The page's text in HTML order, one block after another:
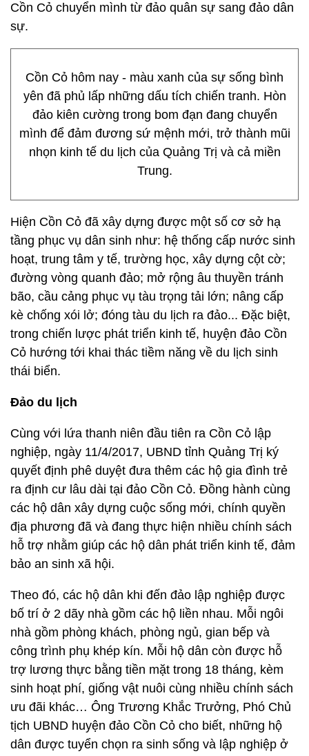
Cồn Cỏ chuyển mình từ đảo quân sự sang đảo dân
sự.
Cồn Cỏ hôm nay - màu xanh của sự sống bình
yên đã phủ lấp những dấu tích chiến tranh. Hòn
đảo kiên cường trong bom đạn đang chuyển
mình để đảm đương sứ mệnh mới, trở thành mũi
nhọn kinh tế du lịch của Quảng Trị và cả miền
Trung.
Hiện Cồn Cỏ đã xây dựng được một số cơ sở hạ
tầng phục vụ dân sinh như: hệ thống cấp nước sinh
hoạt, trung tâm y tế, trường học, xây dựng cột cờ;
đường vòng quanh đảo; mở rộng âu thuyền tránh
bão, cầu cảng phục vụ tàu trọng tải lớn; nâng cấp
kè chống xói lở; đóng tàu du lịch ra đảo... Đặc biệt,
trong chiến lược phát triển kinh tế, huyện đảo Cồn
Cỏ hướng tới khai thác tiềm năng về du lịch sinh
thái biển.
Đảo du lịch
Cùng với lứa thanh niên đầu tiên ra Cồn Cỏ lập
nghiệp, ngày 11/4/2017, UBND tỉnh Quảng Trị ký
quyết định phê duyệt đưa thêm các hộ gia đình trẻ
ra định cư lâu dài tại đảo Cồn Cỏ. Đồng hành cùng
các hộ dân xây dựng cuộc sống mới, chính quyền
địa phương đã và đang thực hiện nhiều chính sách
hỗ trợ nhằm giúp các hộ dân phát triển kinh tế, đảm
bảo an sinh xã hội.
Theo đó, các hộ dân khi đến đảo lập nghiệp được
bố trí ở 2 dãy nhà gồm các hộ liền nhau. Mỗi ngôi
nhà gồm phòng khách, phòng ngủ, gian bếp và
công trình phụ khép kín. Mỗi hộ dân còn được hỗ
trợ lương thực bằng tiền mặt trong 18 tháng, kèm
sinh hoạt phí, giống vật nuôi cùng nhiều chính sách
ưu đãi khác… Ông Trương Khắc Trưởng, Phó Chủ
tịch UBND huyện đảo Cồn Cỏ cho biết, những hộ
dân được tuyển chọn ra sinh sống và lập nghiệp ở